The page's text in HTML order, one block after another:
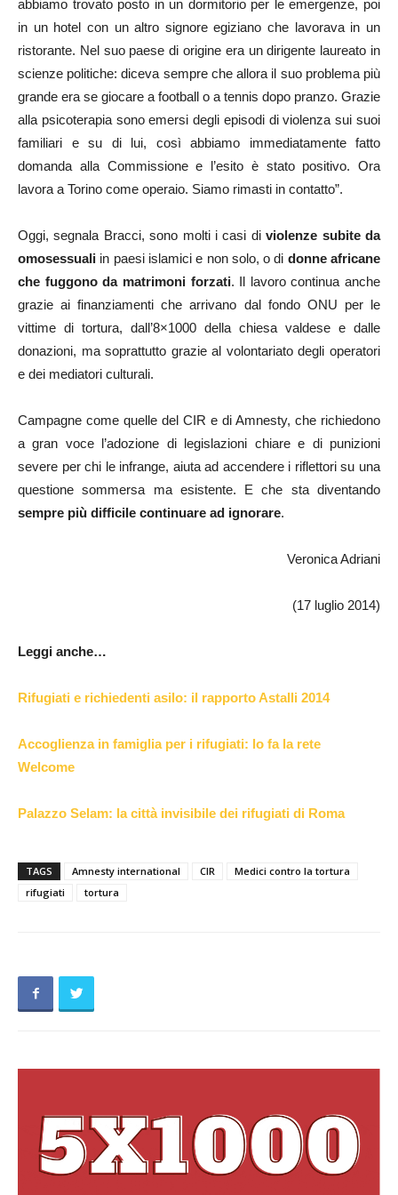
abbiamo trovato posto in un dormitorio per le emergenze, poi
in un hotel con un altro signore egiziano che lavorava in un
ristorante. Nel suo paese di origine era un dirigente laureato in
scienze politiche: diceva sempre che allora il suo problema più
grande era se giocare a football o a tennis dopo pranzo. Grazie
alla psicoterapia sono emersi degli episodi di violenza sui suoi
familiari e su di lui, così abbiamo immediatamente fatto
domanda alla Commissione e l’esito è stato positivo. Ora
lavora a Torino come operaio. Siamo rimasti in contatto”.
Oggi, segnala Bracci, sono molti i casi diviolenze subite da
omosessuali in paesi islamici e non solo, o di donne africane
che fuggono da matrimoni forzati. Il lavoro continua anche
grazie ai finanziamenti che arrivano dal fondo ONU per le
vittime di tortura, dall’8×1000 della chiesa valdese e dalle
donazioni, ma soprattutto grazie al volontariato degli operatori
e dei mediatori culturali.
Campagne come quelle del CIR e di Amnesty, che richiedono
a gran voce l’adozione di legislazioni chiare e di punizioni
severe per chi le infrange, aiuta ad accendere i riflettori su una
questione sommersa ma esistente. E che sta diventando
sempre più difficile continuare ad ignorare.
Veronica Adriani
(17 luglio 2014)
Leggi anche…
Rifugiati e richiedenti asilo: il rapporto Astalli 2014
Accoglienza in famiglia per i rifugiati: lo fa la rete
Welcome
Palazzo Selam: la città invisibile dei rifugiati di Roma
TAGS Amnesty international CIR
Medici contro la tortura
rifugiati
tortura